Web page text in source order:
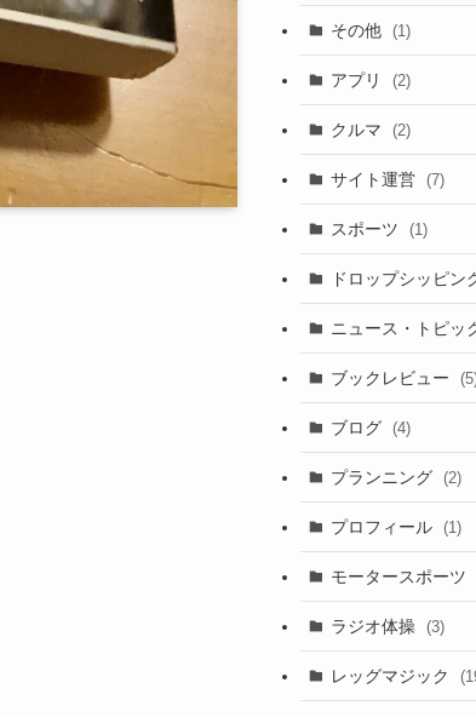
その他 (1)
アプリ (2)
クルマ (2)
サイト運営 (7)
スポーツ (1)
ドロップシッピン
ニュース・トピッ
ブックレビュー
ブログ (4)
プランニング (2)
プロフィール (1)
モータースポーツ
ラジオ体操 (3)
レッグマジック